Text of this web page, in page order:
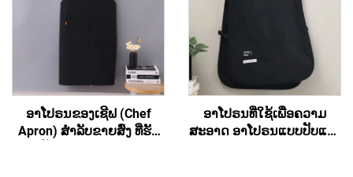
Back) ປະກອບດ້ວຍເສື້ອຜ້າ
ເປັນສ່ວນປະກອບຂອງ
polyester ແລະ ຜ້າຝ້າ
(Cotton) ສຳລັບທັງຜູ້ຍິງ ແລະ
ອາໂປຣນຂອງເຊີຟ (Chef
Apron) ສຳລັບຂາຍສົ່ງ ທີ່ຮັບ
ອາໂປຣນທີ່ໃຊ້ເພື່ອຄວາມ
ສະອາດ ອາໂປຣນແບບປັບແຕ່ງ